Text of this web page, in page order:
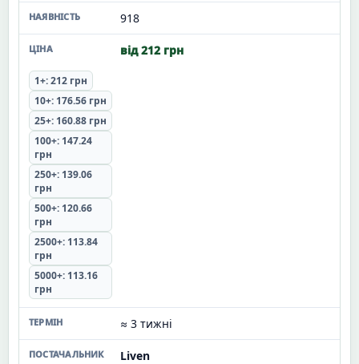
918
від 212 грн
1+: 212 грн
10+: 176.56 грн
25+: 160.88 грн
100+: 147.24
грн
250+: 139.06
грн
500+: 120.66
грн
2500+: 113.84
грн
5000+: 113.16
грн
≈ 3 тижні
Liven